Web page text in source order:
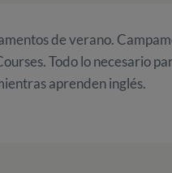
de verano.
Todo lo necesario
aprenden inglés.